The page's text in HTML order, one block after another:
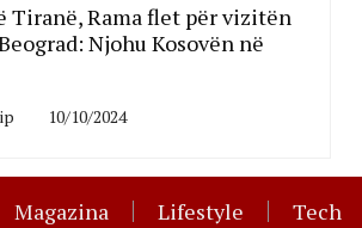
Tiranë, Rama flet për vizitën
Njohu Kosovën në
10/10/2024
Magazina Lifestyle Tech